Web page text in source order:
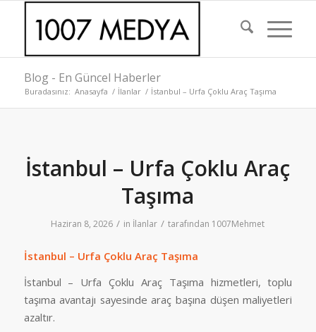
Blog - En Güncel Haberler
Buradasınız: Anasayfa / İlanlar / İstanbul – Urfa Çoklu Araç Taşıma
İstanbul – Urfa Çoklu Araç
Taşıma
Haziran 8, 2026 / in İlanlar / tarafından 1007Mehmet
İstanbul – Urfa Çoklu Araç Taşıma
İstanbul – Urfa Çoklu Araç Taşıma hizmetleri, toplu
taşıma avantajı sayesinde araç başına düşen maliyetleri
azaltır.